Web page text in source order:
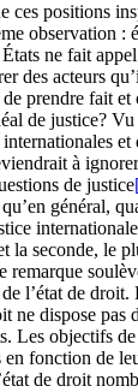
ces positions
observation :
ne fait
des acteurs
prendre fait et
de justice?
à
de justice
général,
la seconde, le
remarque
l’état de droit.
ne dispose pas
Les objectifs
en fonction de
de droit